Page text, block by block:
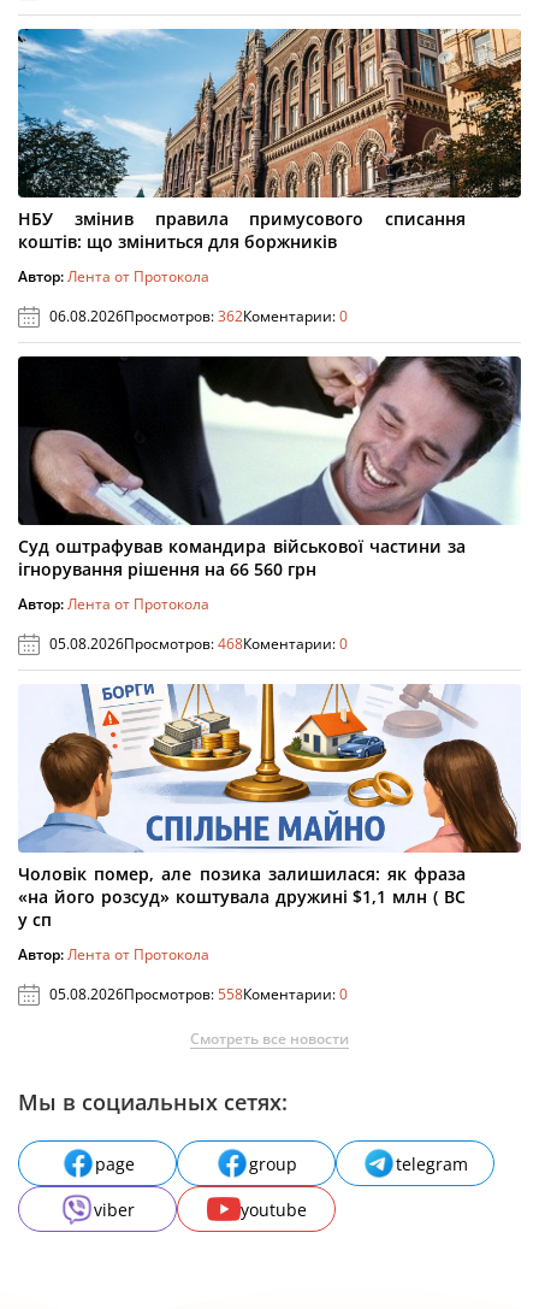
НБУ змінив правила примусового списання
коштів: що зміниться для боржників
Автор:Лента от Протокола
06.08.2026Просмотров:362Коментарии:0
Суд оштрафував командира військової частини за
ігнорування рішення на 66 560 грн
Автор:Лента от Протокола
05.08.2026Просмотров:468Коментарии:0
Чоловік помер, але позика залишилася: як фраза
«на його розсуд» коштувала дружині $1,1 млн ( ВС
у сп
Автор:Лента от Протокола
05.08.2026Просмотров:558Коментарии:0
Смотреть все новости
Мы в социальных сетях:
page group
telegram
viber
youtube